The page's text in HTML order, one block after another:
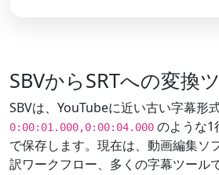
SBVからSRTへの変換
SBVは、YouTubeに近い古い字幕形
0:00:01.000,0:00:04.000 のような1
で保存します。現在は、動画編集ソ
訳ワークフロー、多くの字幕ツール